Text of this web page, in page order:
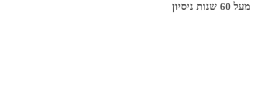
מעל 60 שנות ניסיון